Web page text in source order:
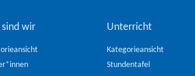
sind wir Unterricht
Kategorieansicht
Stundentafel